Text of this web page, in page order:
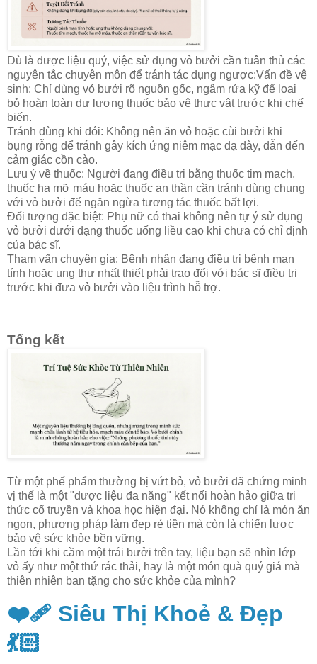
Dù là dược liệu quý, việc sử dụng vỏ bưởi cần tuân thủ các
nguyên tắc chuyên môn để tránh tác dụng ngược:Vấn đề vệ
sinh: Chỉ dùng vỏ bưởi rõ nguồn gốc, ngâm rửa kỹ để loại
bỏ hoàn toàn dư lượng thuốc bảo vệ thực vật trước khi chế
biến.
Tránh dùng khi đói: Không nên ăn vỏ hoặc cùi bưởi khi
bụng rỗng để tránh gây kích ứng niêm mạc dạ dày, dẫn đến
cảm giác cồn cào.
Lưu ý về thuốc: Người đang điều trị bằng thuốc tim mạch,
thuốc hạ mỡ máu hoặc thuốc an thần cần tránh dùng chung
với vỏ bưởi để ngăn ngừa tương tác thuốc bất lợi.
Đối tượng đặc biệt: Phụ nữ có thai không nên tự ý sử dụng
vỏ bưởi dưới dạng thuốc uống liều cao khi chưa có chỉ định
của bác sĩ.
Tham vấn chuyên gia: Bệnh nhân đang điều trị bệnh mạn
tính hoặc ung thư nhất thiết phải trao đổi với bác sĩ điều trị
trước khi đưa vỏ bưởi vào liệu trình hỗ trợ.
Tổng kết
Từ một phế phẩm thường bị vứt bỏ, vỏ bưởi đã chứng minh
vị thế là một "dược liệu đa năng" kết nối hoàn hảo giữa tri
thức cổ truyền và khoa học hiện đại. Nó không chỉ là món ăn
ngon, phương pháp làm đẹp rẻ tiền mà còn là chiến lược
bảo vệ sức khỏe bền vững.
Lần tới khi cầm một trái bưởi trên tay, liệu bạn sẽ nhìn lớp
vỏ ấy như một thứ rác thải, hay là một món quà quý giá mà
thiên nhiên ban tặng cho sức khỏe của mình?
❤️‍🩹 Siêu Thị Khoẻ & Đẹp
💃🏻